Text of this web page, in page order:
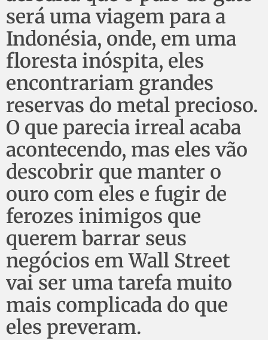
será uma viagem para a
Indonésia, onde, em uma
floresta inóspita, eles
encontrariam grandes
reservas do metal precioso.
O que parecia irreal acaba
acontecendo, mas eles vão
descobrir que manter o
ouro com eles e fugir de
ferozes inimigos que
querem barrar seus
negócios em Wall Street
vai ser uma tarefa muito
mais complicada do que
eles preveram.